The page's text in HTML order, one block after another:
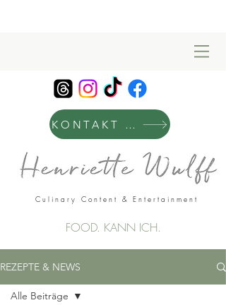
KONTAKT & MANAGEMENT
Culinary Content & Entertainment
FOOD. KANN ICH.
REZEPTE & NEWS
Alle Beiträge